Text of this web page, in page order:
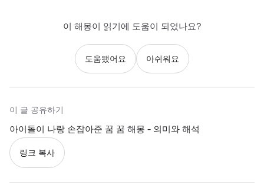
이 해몽이 읽기에 도움이 되었나요?
도움됐어요 아쉬워요
이 글 공유하기
아이돌이 나랑 손잡아준 꿈 꿈 해몽 - 의미와 해석
링크 복사